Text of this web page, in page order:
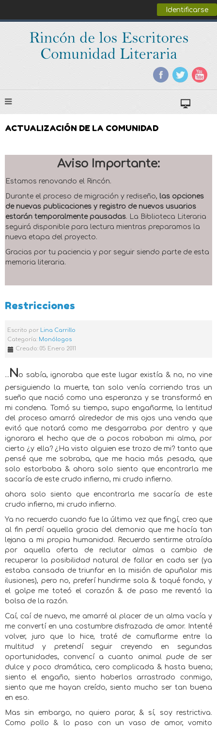
Identificarse
ACTUALIZACIÓN DE LA COMUNIDAD
Aviso Importante:
Estamos renovando el Rincón.
Durante el proceso de migración y rediseño, las opciones
de nuevas publicaciones y registro de nuevos usuarios
estarán temporalmente pausadas. La Biblioteca Literaria
seguirá disponible para lectura mientras preparamos la
nueva etapa del proyecto.
Gracias por tu paciencia y por seguir siendo parte de esta
memoria literaria.
Restricciones
Escrito por Lina Carrillo
Categoría: Monólogos
Creado: 05 Enero 2011
... No sabía, ignoraba que este lugar existía & no, no vine
persiguiendo la muerte, tan solo venía corriendo tras un
sueño que nació como una esperanza y se transformó en
mi condena. Tomó su tiempo, supo engañarme, la lentitud
del proceso amarró alrededor de mis ojos una venda que
evitó que notará como me desgarraba por dentro y que
ignorara el hecho que de a pocos robaban mi alma, por
cierto ¿y ella? ¿Ha visto alguien ese trozo de mi? tanto que
pensé que me sobraba, que me hacia más pesada, que
solo estorbaba & ahora solo siento que encontrarla me
sacaría de este crudo infierno, mi crudo infierno.
ahora solo siento que encontrarla me sacaría de este
crudo infierno, mi crudo infierno.
Ya no recuerdo cuando fue la última vez que fingí, creo que
al fin perdí aquella gracia del demonio que me hacía tan
lejana a mi propia humanidad. Recuerdo sentirme atraída
por aquella oferta de reclutar almas a cambio de
recuperar la posibilidad natural de fallar en cada ser (ya
estaba cansada de triunfar en la misión de apuñalar mis
ilusiones), pero no, preferí hundirme sola & toqué fondo, y
el golpe me toteó el corazón & de paso me reventó la
bolsa de la razón.
Caí, caí de nuevo, me amarré al placer de un alma vacía y
me convertí en una costumbre disfrazada de amor. Intenté
volver, juro que lo hice, traté de camuflarme entre la
multitud y pretendí seguir creyendo en segundas
oportunidades, convencí a cuanto animal pude de ser
dulce y poco dramática, cero complicada & hasta buena;
siento el engaño, siento haberlos arrastrado conmigo,
siento que me hayan creído, siento mucho ser tan buena
en eso.
Mas sin embargo, no quiero parar, & sí, soy restrictiva.
Como pollo & lo paso con un vaso de amor, vomito